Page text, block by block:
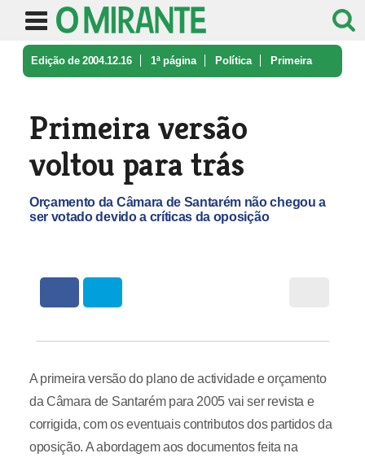
Edição de 2004.12.16 1ª página Política Primeira
Primeira versão
voltou para trás
Orçamento da Câmara de Santarém não chegou a
ser votado devido a críticas da oposição
A primeira versão do plano de actividade e orçamento
da Câmara de Santarém para 2005 vai ser revista e
corrigida, com os eventuais contributos dos partidos da
oposição. A abordagem aos documentos feita na